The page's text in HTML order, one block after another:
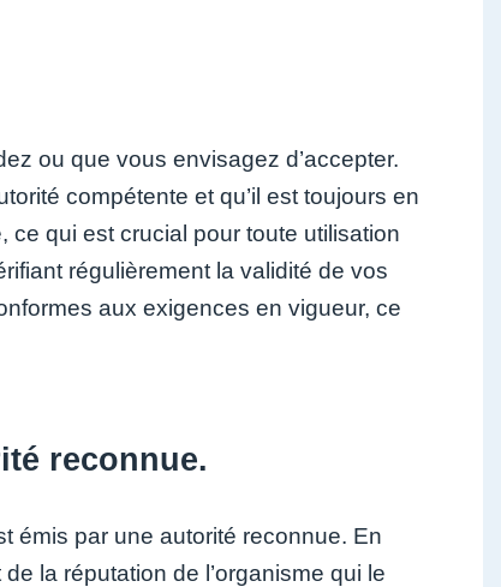
ou que vous envisagez d’accepter.
compétente et qu’il est toujours en
ce qui est crucial pour toute utilisation
régulièrement la validité de vos
aux exigences en vigueur, ce
reconnue.
émis par une autorité reconnue. En
la réputation de l’organisme qui le